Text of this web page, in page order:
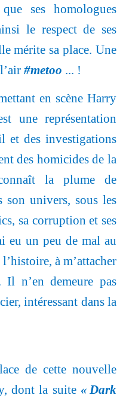
ses homologues
le respect de ses
mérite sa place. Une
#metoo ... !
en scène Harry
une représentation
et des investigations
des homicides de la
la plume de
son univers, sous les
sa corruption et ses
eu un peu de mal au
à m’attacher
n’en demeure pas
intéressant dans la
de cette nouvelle
dont la suite « Dark